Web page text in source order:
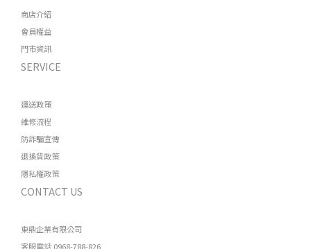
商店介紹
會員權益
門市資訊
SERVICE
運送政策
維修流程
防詐騙宣傳
退換貨政策
隱私權政策
CONTACT US
東鼎企業有限公司
客服電話 0968-788-826